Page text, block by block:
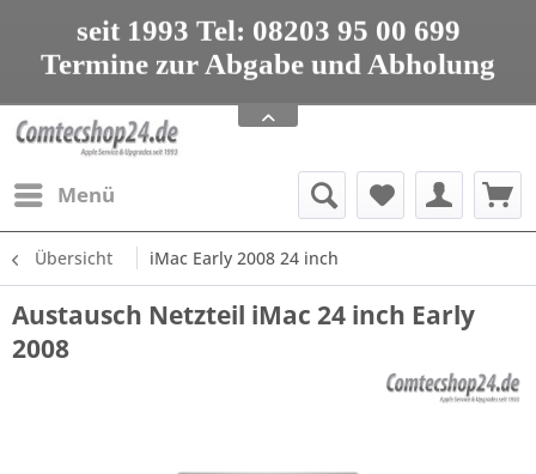
seit 1993 Tel: 08203 95 00 699
Termine zur Abgabe und Abholung
nur nach Vereinbarung
Apple Service, Upgrades und Zubehör
seit 1993 Tel: 08203 95 00 699
Menü
Übersicht iMac Early 2008 24 inch
Austausch Netzteil iMac 24 inch Early
2008